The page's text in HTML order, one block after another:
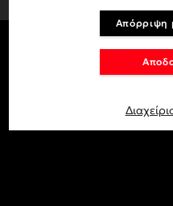
Απόρριψη